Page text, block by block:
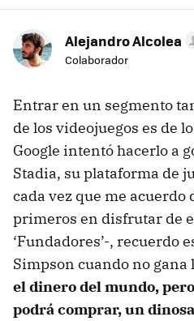
Alejandro Alcolea
Colaborador
Entrar en un segmento
de los videojuegos es de
Google intentó hacerlo a
Stadia, su plataforma de
cada vez que me acuerdo
primeros en disfrutar de
‘Fundadores’-, recuerdo
Simpson cuando no gana
el dinero del mundo,
podrá comprar, un